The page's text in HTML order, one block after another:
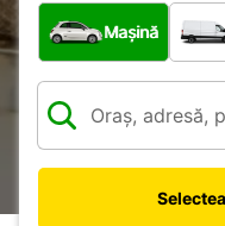
Ce tip de vehicul?
Mașină